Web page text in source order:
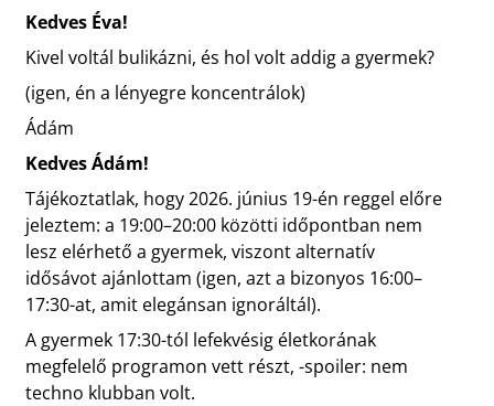
Kedves Éva!
Kivel voltál bulikázni, és hol volt addig a gyermek?
(igen, én a lényegre koncentrálok)
Ádám
Kedves Ádám!
Tájékoztatlak, hogy 2026. június 19-én reggel előre
jeleztem: a 19:00–20:00 közötti időpontban nem
lesz elérhető a gyermek, viszont alternatív
idősávot ajánlottam (igen, azt a bizonyos 16:00–
17:30-at, amit elegánsan ignoráltál).
A gyermek 17:30-tól lefekvésig életkorának
megfelelő programon vett részt, -spoiler: nem
techno klubban volt.